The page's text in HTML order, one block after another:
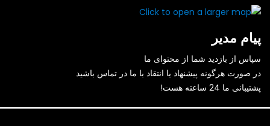
پیام مدیر
سپاس از بازدید شما از محتوای ما
در صورت هرگونه پیشنهاد یا انتقاد با ما در تماس باشید
پشتیبانی ما 24 ساعته هست!